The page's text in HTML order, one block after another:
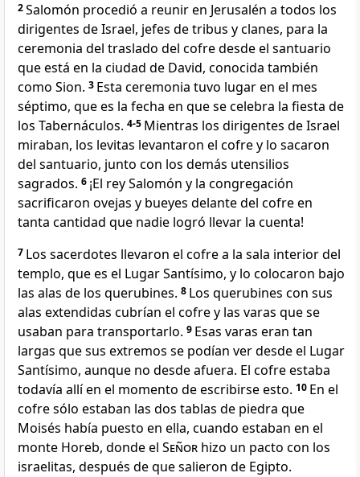
2Salomón procedió a reunir en Jerusalén a todos los
dirigentes de Israel, jefes de tribus y clanes, para la
ceremonia del traslado del cofre desde el santuario
que está en la ciudad de David, conocida también
como Sion. 3 Esta ceremonia tuvo lugar en el mes
séptimo, que es la fecha en que se celebra la fiesta de
los Tabernáculos. 4-5 Mientras los dirigentes de Israel
miraban, los levitas levantaron el cofre y lo sacaron
del santuario, junto con los demás utensilios
sagrados. 6 ¡El rey Salomón y la congregación
sacrificaron ovejas y bueyes delante del cofre en
tanta cantidad que nadie logró llevar la cuenta!
7 Los sacerdotes llevaron el cofre a la sala interior del
templo, que es el Lugar Santísimo, y lo colocaron bajo
las alas de los querubines. 8 Los querubines con sus
alas extendidas cubrían el cofre y las varas que se
usaban para transportarlo. 9 Esas varas eran tan
largas que sus extremos se podían ver desde el Lugar
Santísimo, aunque no desde afuera. El cofre estaba
todavía allí en el momento de escribirse esto. 10 En el
cofre sólo estaban las dos tablas de piedra que
Moisés había puesto en ella, cuando estaban en el
monte Horeb, donde el Señor hizo un pacto con los
israelitas, después de que salieron de Egipto.